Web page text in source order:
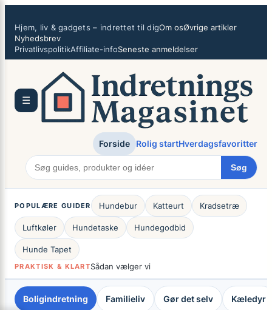
indhold
Hjem, liv & gadgets – indrettet til digOm osØvrige artikler
Nyhedsbrev
PrivatlivspolitikAffiliate-infoSeneste anmeldelser
☰
Forside Rolig startHverdagsfavoritter
Søg
POPULÆRE GUIDER Hundebur Katteurt Kradsetræ
Luftkøler Hundetaske Hundegodbid
Hunde Tapet
PRAKTISK & KLARTSådan vælger vi
Boligindretning Familieliv Gør det selv Kæledyr